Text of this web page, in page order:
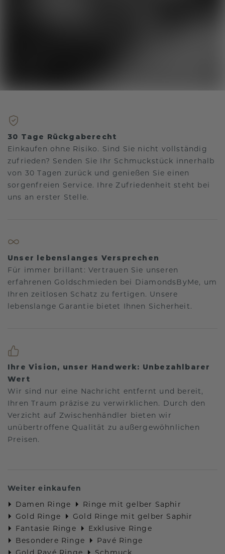
30 Tage Rückgaberecht
Einkaufen ohne Risiko. Sind Sie nicht vollständig
zufrieden? Senden Sie Ihr Schmuckstück innerhalb
von 30 Tagen zurück und genießen Sie einen
sorgenfreien Service. Ihre Zufriedenheit steht bei
uns an erster Stelle.
Unser lebenslanges Versprechen
Für immer brillant: Vertrauen Sie unseren
erfahrenen Goldschmieden bei DiamondsByMe, um
Ihren zeitlosen Schatz zu fertigen. Unsere
lebenslange Garantie bietet Ihnen Sicherheit.
Ihre Vision, unser Handwerk: Unbezahlbarer
Wert
Wir sind nur eine Nachricht entfernt und bereit,
Ihren Traum präzise zu verwirklichen. Durch den
Verzicht auf Zwischenhändler bieten wir
unübertroffene Qualität zu außergewöhnlichen
Preisen.
Weiter einkaufen
Damen Ringe
Ringe mit gelber Saphir
Gold Ringe
Gold Ringe mit gelber Saphir
Fantasie Ringe
Exklusive Ringe
Besondere Ringe
Pavé Ringe